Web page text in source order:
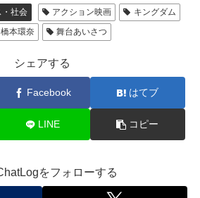
・社会 アクション映画
キングダム
橋本環奈 舞台あいさつ
シェアする
Facebook はてブ
LINE コピー
をフォローする